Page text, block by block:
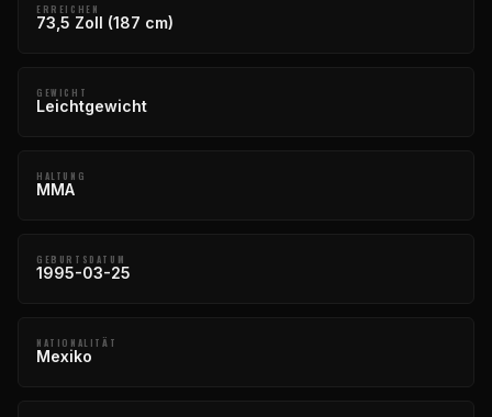
ERREICHEN
73,5 Zoll (187 cm)
GEWICHT
Leichtgewicht
HALTUNG
MMA
GEBURTSDATUM
1995-03-25
NATIONALITÄT
Mexiko